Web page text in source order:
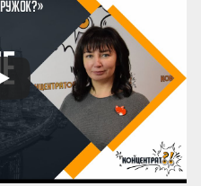
эксперимент: спросит
какая книга более
про черта в городе или про
Никто вам ничего
не скажет. Но если
вопрос иначе: какая книга
«‎Мастер и Маргарита»